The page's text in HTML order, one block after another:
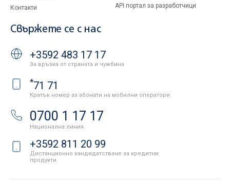
Контакти
API портал за разработчици
Свържете се с нас
+3592 483 17 17
За връзка от страната и чужбина
*71 71
Кратък номер за абонати на мобилни оператори
0700 1 17 17
Национална линия
+3592 811 20 99
Дистанционно кандидатстване за кредитни
продукти